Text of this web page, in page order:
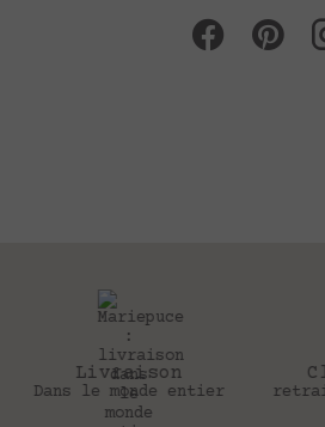
Click & collect
retrait et échange gratuit
en boutique